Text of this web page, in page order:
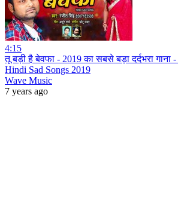
4:15
तू बड़ी है बेवफा - 2019 का सबसे बड़ा दर्दभरा गाना
Hindi Sad Songs 2019
Wave Music
7 years ago